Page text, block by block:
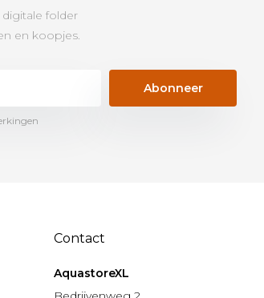
folder
en koopjes.
Abonneer
Contact
AquastoreXL